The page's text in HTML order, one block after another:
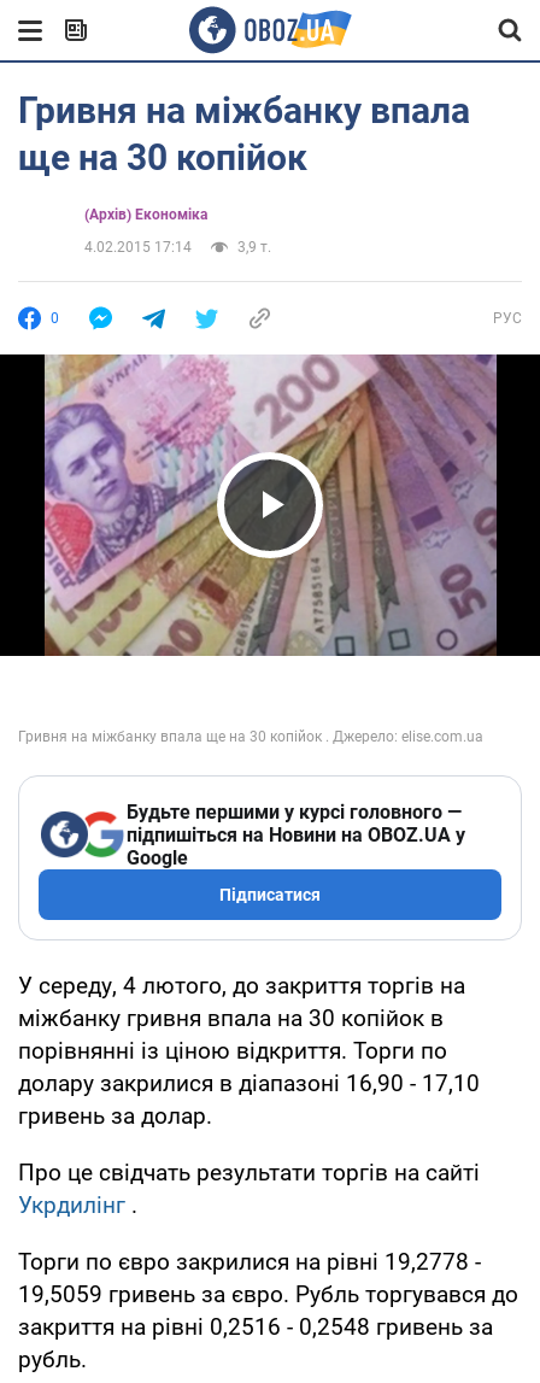
Гривня на міжбанку впала
ще на 30 копійок
(Архів) Економіка
4.02.2015 17:14
3,9 т.
0 РУС
Play Video
Будьте першими у курсі головного —
підпишіться на Новини на OBOZ.UA у
Google
Підписатися
У середу, 4 лютого, до закриття торгів на
міжбанку гривня впала на 30 копійок в
порівнянні із ціною відкриття. Торги по
долару закрилися в діапазоні 16,90 - 17,10
гривень за долар.
Про це свідчать результати торгів на сайті
Укрдилінг .
Торги по євро закрилися на рівні 19,2778 -
19,5059 гривень за євро. Рубль торгувався до
закриття на рівні 0,2516 - 0,2548 гривень за
рубль.